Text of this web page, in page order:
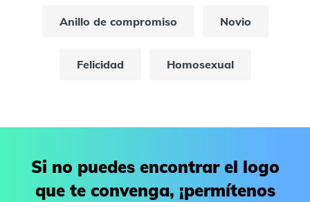
Anillo de compromiso Novio
Felicidad Homosexual
Si no puedes encontrar el logo
que te convenga, ¡permítenos